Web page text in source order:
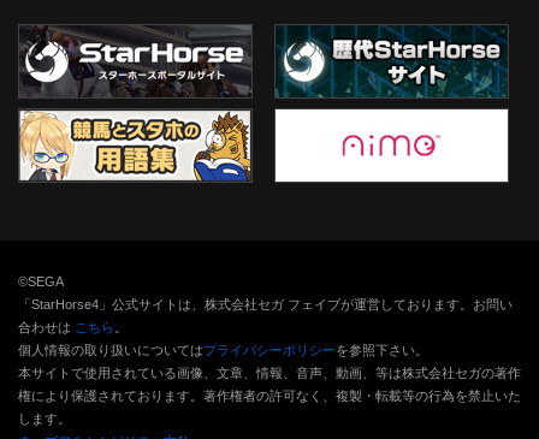
©SEGA
「StarHorse4」公式サイトは、株式会社セガ フェイブが運営しております。お問い
合わせは こちら
個人情報の取り扱いについてはプライバシーポリシーを参照下さい。
本サイトで使用されている画像、文章、情報、音声、動画、等は株式会社セガの著作
権により保護されております。 著作権者の許可なく、複製・転載等の行為を禁止いた
します。